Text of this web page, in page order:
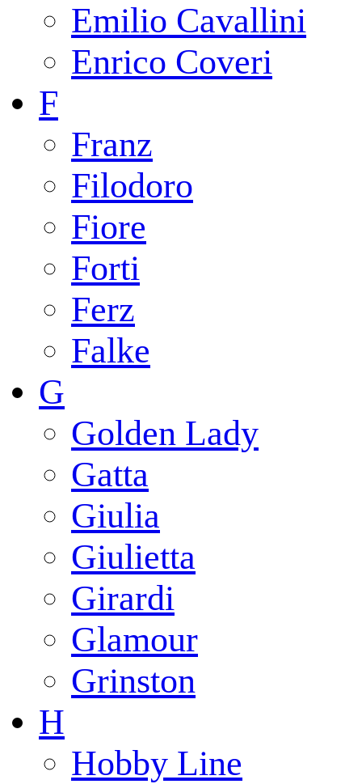
Emilio Cavallini
Enrico Coveri
F
Franz
Filodoro
Fiore
Forti
Ferz
Falke
G
Golden Lady
Gatta
Giulia
Giulietta
Girardi
Glamour
Grinston
H
Hobby Line